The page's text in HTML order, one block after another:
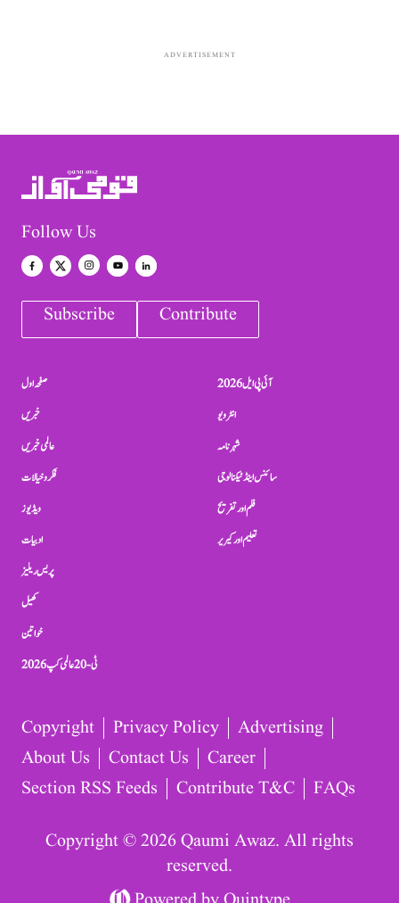
ADVERTISEMENT
Follow Us
Subscribe Contribute
صفحہ اول
خبریں
عالمی خبریں
فکر و خیالات
ویڈیوز
ادبیات
پریس ریلیز
کھیل
خواتین
ٹی-20 عالمی کپ 2026
آئی پی ایل 2026
انٹرویو
شہرنامہ
سائنس اینڈ ٹیکنالوجی
فلم اور تفریح
تعلیم اور کیریر
Copyright Privacy Policy
Advertising
About Us
Contact Us
Career
Section RSS Feeds
Contribute T&C FAQs
Copyright © 2026 Qaumi Awaz. All rights
reserved.